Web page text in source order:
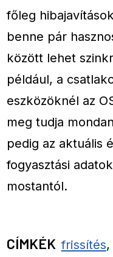
főleg
benne pár
között lehet
például, a
eszközöknél az
meg tudja
pedig az aktuális
fogyasztási
mostantól.
CÍMKÉK frissítés,